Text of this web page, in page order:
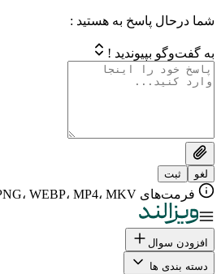
شما درحال پاسخ به هستید :
به گفت‌وگو بپیوندید !
لغو ثبت
فرمت‌های MP3، JPG، PNG، WEBP، MP4، MKV تا ۱۰ مگابایت
افزودن سوال
دسته بندی ها